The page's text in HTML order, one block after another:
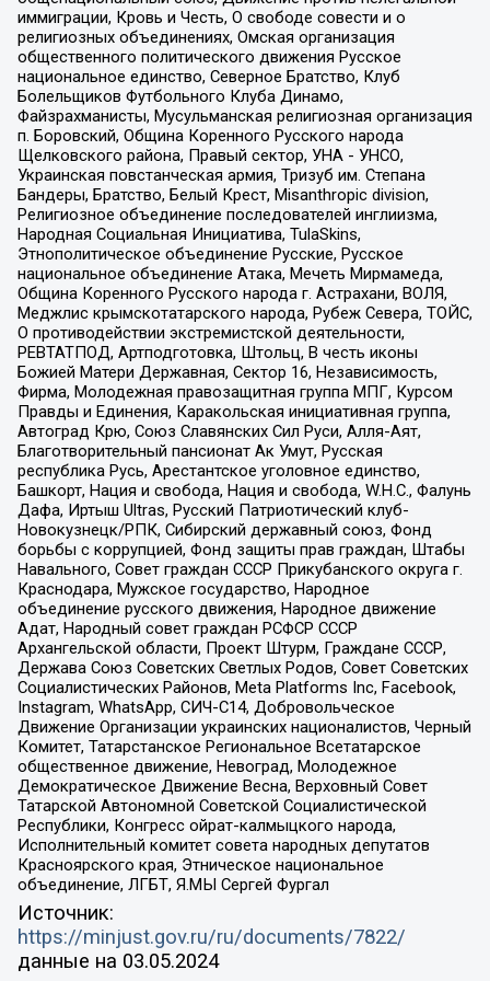
иммиграции, Кровь и Честь, О свободе совести и о
религиозных объединениях, Омская организация
общественного политического движения Русское
национальное единство, Северное Братство, Клуб
Болельщиков Футбольного Клуба Динамо,
Файзрахманисты, Мусульманская религиозная организация
п. Боровский, Община Коренного Русского народа
Щелковского района, Правый сектор, УНА - УНСО,
Украинская повстанческая армия, Тризуб им. Степана
Бандеры, Братство, Белый Крест, Misanthropic division,
Религиозное объединение последователей инглиизма,
Народная Социальная Инициатива, TulaSkins,
Этнополитическое объединение Русские, Русское
национальное объединение Атака, Мечеть Мирмамеда,
Община Коренного Русского народа г. Астрахани, ВОЛЯ,
Меджлис крымскотатарского народа, Рубеж Севера, ТОЙС,
О противодействии экстремистской деятельности,
РЕВТАТПОД, Артподготовка, Штольц, В честь иконы
Божией Матери Державная, Сектор 16, Независимость,
Фирма, Молодежная правозащитная группа МПГ, Курсом
Правды и Единения, Каракольская инициативная группа,
Автоград Крю, Союз Славянских Сил Руси, Алля-Аят,
Благотворительный пансионат Ак Умут, Русская
республика Русь, Арестантское уголовное единство,
Башкорт, Нация и свобода, Нация и свобода, W.H.С., Фалунь
Дафа, Иртыш Ultras, Русский Патриотический клуб-
Новокузнецк/РПК, Сибирский державный союз, Фонд
борьбы с коррупцией, Фонд защиты прав граждан, Штабы
Навального, Совет граждан СССР Прикубанского округа г.
Краснодара, Мужское государство, Народное
объединение русского движения, Народное движение
Адат, Народный совет граждан РСФСР СССР
Архангельской области, Проект Штурм, Граждане СССР,
Держава Союз Советских Светлых Родов, Совет Советских
Социалистических Районов, Meta Platforms Inc, Facebook,
Instagram, WhatsApp, СИЧ-С14, Добровольческое
Движение Организации украинских националистов, Черный
Комитет, Татарстанское Региональное Всетатарское
общественное движение, Невоград, Молодежное
Демократическое Движение Весна, Верховный Совет
Татарской Автономной Советской Социалистической
Республики, Конгресс ойрат-калмыцкого народа,
Исполнительный комитет совета народных депутатов
Красноярского края, Этническое национальное
объединение, ЛГБТ, Я.МЫ Сергей Фургал
Источник:
https://minjust.gov.ru/ru/documents/7822/
данные на 03.05.2024